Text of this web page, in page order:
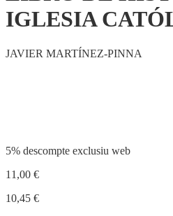
IGLESIA
JAVIER MARTÍNEZ-PINNA
5% descompte exclusiu web
11,00 €
10,45 €